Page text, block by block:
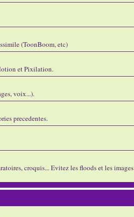
(ToonBoom, etc)
et Pixilation.
voix...).
precedentes.
croquis... Evitez les floods et les images